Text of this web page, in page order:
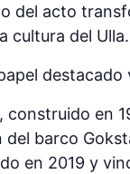
del acto
cultura del Ulla.
, construido en
del barco
en 2019 y